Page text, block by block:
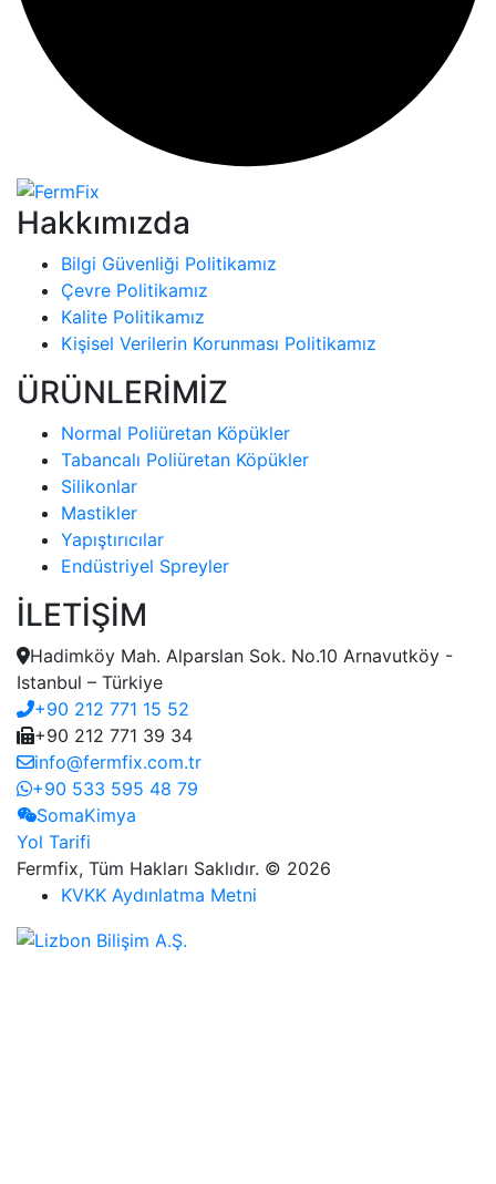
Hakkımızda
Bilgi Güvenliği Politikamız
Çevre Politikamız
Kalite Politikamız
Kişisel Verilerin Korunması Politikamız
ÜRÜNLERİMİZ
Normal Poliüretan Köpükler
Tabancalı Poliüretan Köpükler
Silikonlar
Mastikler
Yapıştırıcılar
Endüstriyel Spreyler
İLETİŞİM
Hadimköy Mah. Alparslan Sok. No.10 Arnavutköy -
Istanbul – Türkiye
+90 212 771 15 52
+90 212 771 39 34
info@fermfix.com.tr
+90 533 595 48 79
SomaKimya
Yol Tarifi
Fermfix, Tüm Hakları Saklıdır. © 2026
KVKK Aydınlatma Metni